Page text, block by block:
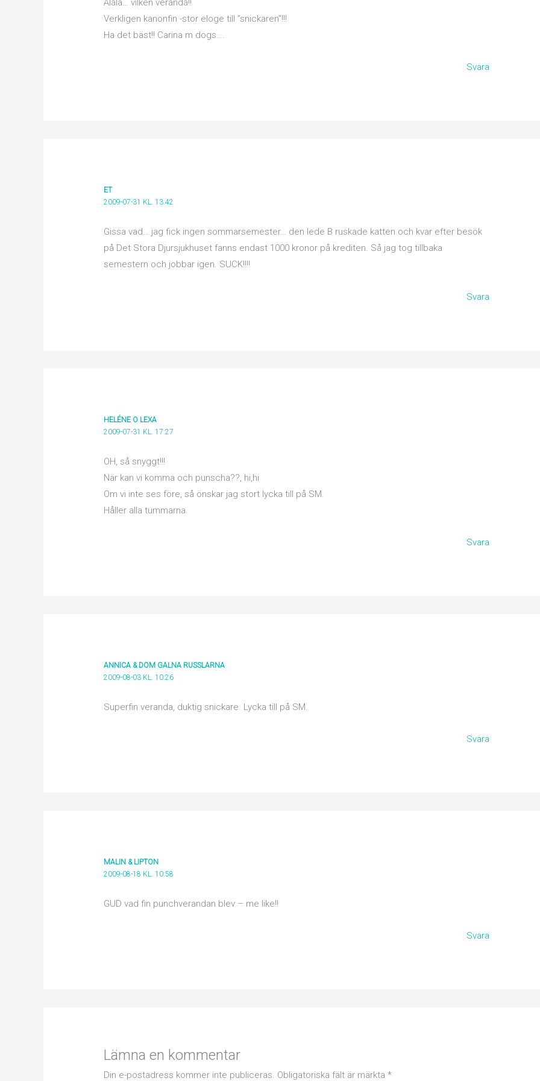
Ålala… vilken veranda!!
Verkligen kanonfin -stor eloge till ”snickaren”!!!
Ha det bäst!! Carina m dogs….
Svara
ET
2009-07-31 KL. 13:42
Gissa vad… jag fick ingen sommarsemester… den lede B ruskade katten och kvar efter besök
på Det Stora Djursjukhuset fanns endast 1000 kronor på krediten. Så jag tog tillbaka
semestern och jobbar igen. SUCK!!!!
Svara
HELÉNE O LEXA
2009-07-31 KL. 17:27
OH, så snyggt!!!
När kan vi komma och punscha??, hi,hi
Om vi inte ses före, så önskar jag stort lycka till på SM.
Håller alla tummarna.
Svara
ANNICA & DOM GALNA RUSSLARNA
2009-08-03 KL. 10:26
Superfin veranda, duktig snickare. Lycka till på SM.
Svara
MALIN & LIPTON
2009-08-18 KL. 10:58
GUD vad fin punchverandan blev – me like!!
Svara
Lämna en kommentar
Din e-postadress kommer inte publiceras. Obligatoriska fält är märkta*